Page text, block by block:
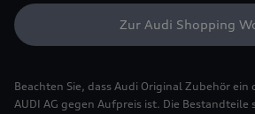
Zur Audi Shopping
Beachten Sie, dass Audi Original Zubehör
AUDI AG gegen Aufpreis ist. Die Bestandteile